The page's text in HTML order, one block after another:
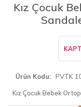
Kız Çocuk
Ürün Kodu PVTK
Kız Çocuk Bebek